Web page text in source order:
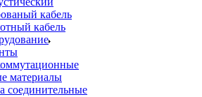
кабель
кабель
материалы
соединительные